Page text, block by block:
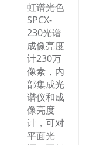
虹谱光色
SPCX-
230光谱
成像亮度
计230万
像素，内
部集成光
谱仪和成
像亮度
计，可对
平面光